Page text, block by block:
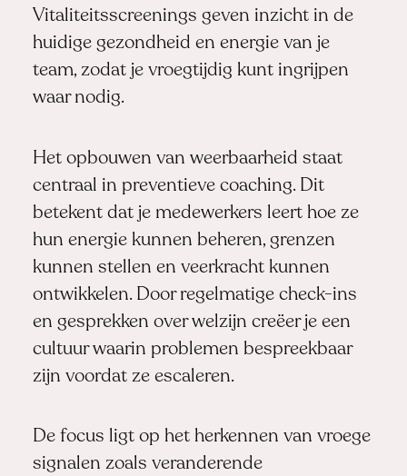
Vitaliteitsscreenings geven inzicht in de
huidige gezondheid en energie van je
team, zodat je vroegtijdig kunt ingrijpen
waar nodig.
Het opbouwen van weerbaarheid staat
centraal in preventieve coaching. Dit
betekent dat je medewerkers leert hoe ze
hun energie kunnen beheren, grenzen
kunnen stellen en veerkracht kunnen
ontwikkelen. Door regelmatige check-ins
en gesprekken over welzijn creëer je een
cultuur waarin problemen bespreekbaar
zijn voordat ze escaleren.
De focus ligt op het herkennen van vroege
signalen zoals veranderende